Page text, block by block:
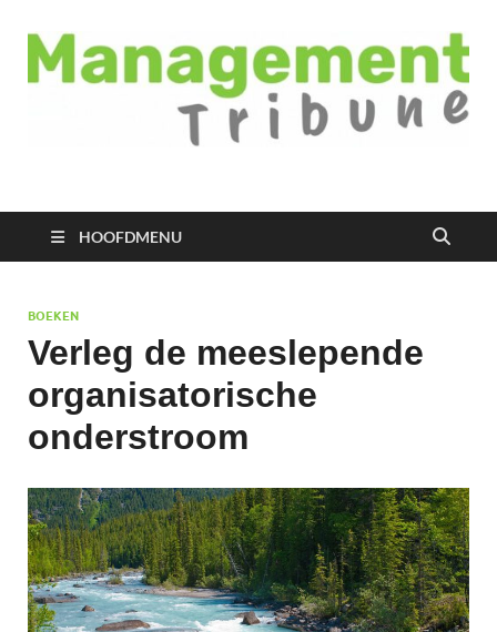
Managementtribune
HOOFDMENU
BOEKEN
Verleg de meeslepende
organisatorische
onderstroom